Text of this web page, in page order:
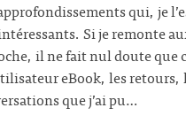
qui, je
Si je remonte
il ne fait nul doute que
eBook, les retours,
que j’ai pu…